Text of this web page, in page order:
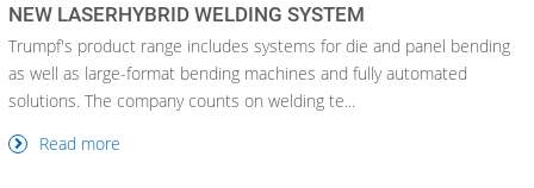
NEW LASERHYBRID WELDING SYSTEM
Trumpf's product range includes systems for die and panel bending
as well as large-format bending machines and fully automated
solutions. The company counts on welding te...
Read more